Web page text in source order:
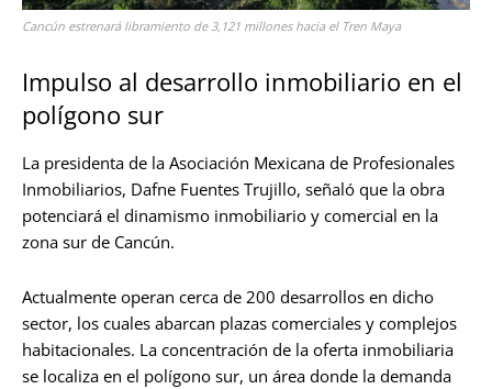
Cancún estrenará libramiento de 3,121 millones hacia el Tren Maya
Impulso al desarrollo inmobiliario en el
polígono sur
La presidenta de la Asociación Mexicana de Profesionales
Inmobiliarios, Dafne Fuentes Trujillo, señaló que la obra
potenciará el dinamismo inmobiliario y comercial en la
zona sur de Cancún.
Actualmente operan cerca de 200 desarrollos en dicho
sector, los cuales abarcan plazas comerciales y complejos
habitacionales. La concentración de la oferta inmobiliaria
se localiza en el polígono sur, un área donde la demanda